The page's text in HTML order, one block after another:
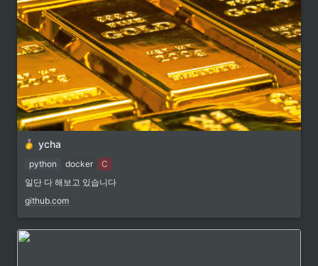
ycha
python docker
C
일단 다 해보고 있습니다
github.com